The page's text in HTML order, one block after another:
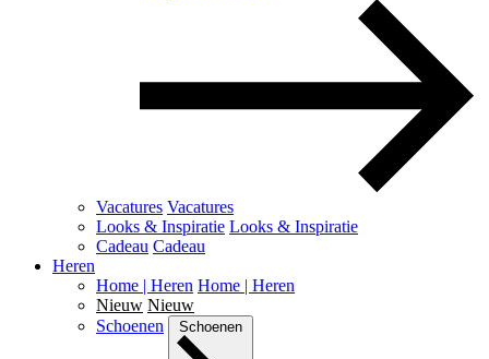
Vacatures Vacatures
Looks & Inspiratie Looks & Inspiratie
Cadeau Cadeau
Heren
Home | Heren Home | Heren
Nieuw Nieuw
Schoenen
Schoenen